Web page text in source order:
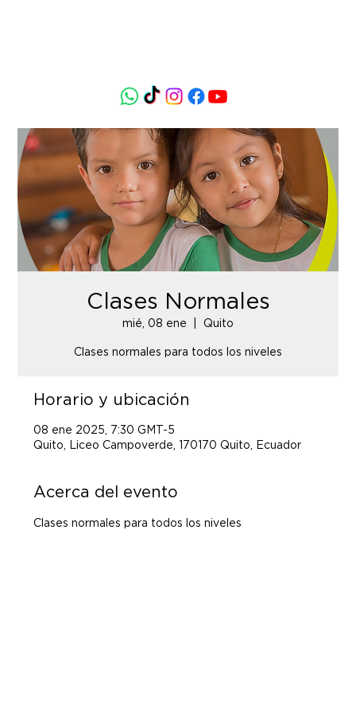
Clases Normales
mié, 08 ene Quito
Clases normales para todos los niveles
Horario y ubicación
08 ene 2025, 7:30 GMT-5
Quito, Liceo Campoverde, 170170 Quito, Ecuador
Acerca del evento
Clases normales para todos los niveles